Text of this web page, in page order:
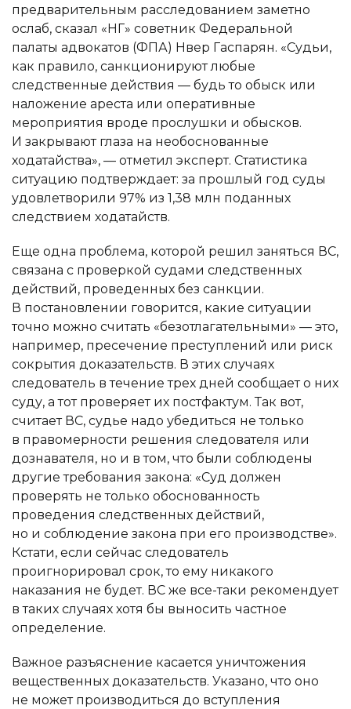
предварительным расследованием заметно
ослаб, сказал «НГ» советник Федеральной
палаты адвокатов (ФПА) Нвер Гаспарян. «Судьи,
как правило, санкционируют любые
следственные действия — будь то обыск или
наложение ареста или оперативные
мероприятия вроде прослушки и обысков.
И закрывают глаза на необоснованные
ходатайства», — отметил эксперт. Статистика
ситуацию подтверждает: за прошлый год суды
удовлетворили 97% из 1,38 млн поданных
следствием ходатайств.
Еще одна проблема, которой решил заняться ВС,
связана с проверкой судами следственных
действий, проведенных без санкции.
В постановлении говорится, какие ситуации
точно можно считать «безотлагательными» — это,
например, пресечение преступлений или риск
сокрытия доказательств. В этих случаях
следователь в течение трех дней сообщает о них
суду, а тот проверяет их постфактум. Так вот,
считает ВС, судье надо убедиться не только
в правомерности решения следователя или
дознавателя, но и в том, что были соблюдены
другие требования закона: «Суд должен
проверять не только обоснованность
проведения следственных действий,
но и соблюдение закона при его производстве».
Кстати, если сейчас следователь
проигнорировал срок, то ему никакого
наказания не будет. ВС же все-таки рекомендует
в таких случаях хотя бы выносить частное
определение.
Важное разъяснение касается уничтожения
вещественных доказательств. Указано, что оно
не может производиться до вступления